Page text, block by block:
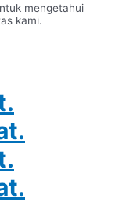
mengetahui
kami.